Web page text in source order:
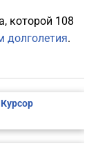
которой 108
долголетия.